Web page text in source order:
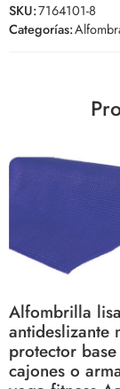
SKU:7164101-8
Categorías:
Alfombrilla lisa
antideslizante
protector
cajones o